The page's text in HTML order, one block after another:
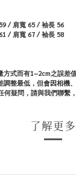
/ 肩寬 65 / 袖長 56
/ 肩寬 67 / 袖長 58
式而有1~2cm之誤差值
整最低，但會因相機
疑問，請與我們聯繫，
了解更多